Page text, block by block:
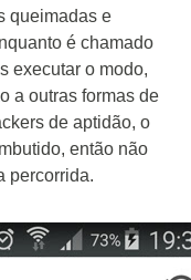
queimadas e
é chamado
executar o modo,
a outras formas de
de aptidão, o
então não
percorrida.